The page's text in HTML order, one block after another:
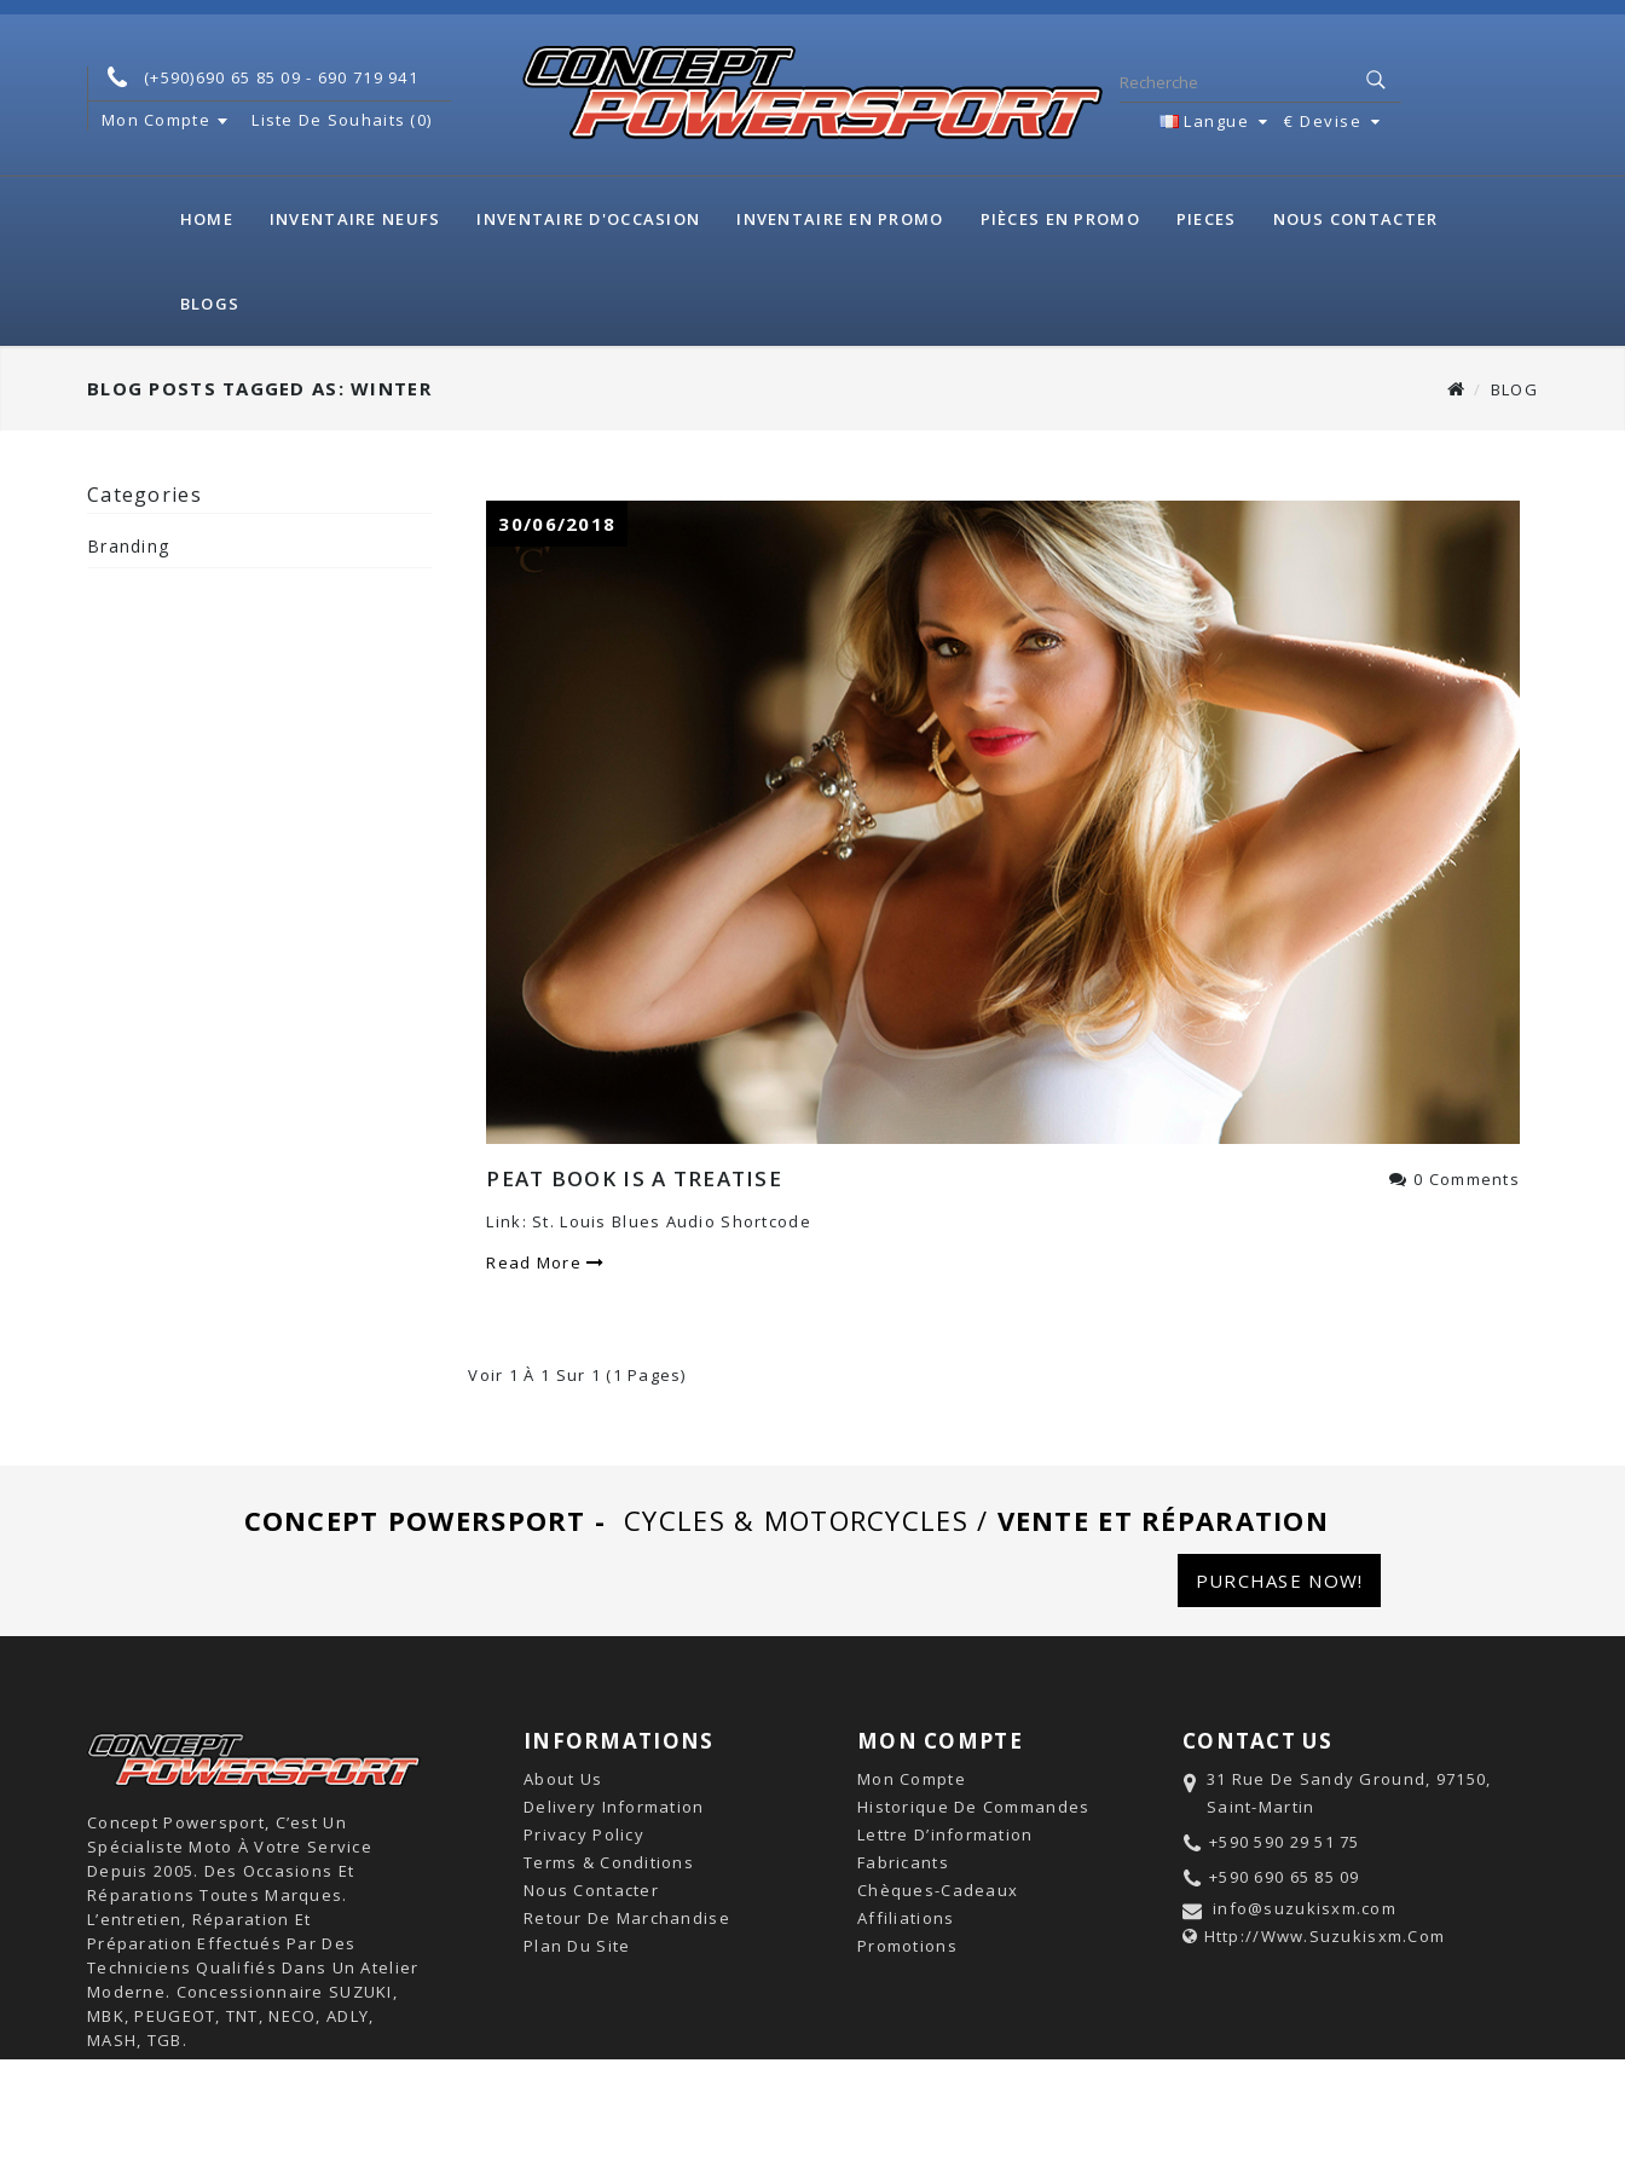
(+590)690 65 85 09 - 690 719 941
Mon Compte
Liste De Souhaits (0) Langue € Devise
HOME INVENTAIRE NEUFS INVENTAIRE D'OCCASION INVENTAIRE EN PROMO PIÈCES EN PROMO PIECES NOUS CONTACTER
BLOGS
BLOG POSTS TAGGED AS: WINTER BLOG
Categories
Branding
30/06/2018
PEAT BOOK IS A TREATISE
0 Comments
Link: St. Louis Blues Audio Shortcode
Read More
Voir 1 À 1 Sur 1 (1 Pages)
CONCEPT POWERSPORT - CYCLES & MOTORCYCLES / VENTE ET RÉPARATION
PURCHASE NOW!
Concept Powersport, C’est Un
Spécialiste Moto À Votre Service
Depuis 2005. Des Occasions Et
Réparations Toutes Marques.
L’entretien, Réparation Et
Préparation Effectués Par Des
Techniciens Qualifiés Dans Un Atelier
Moderne. Concessionnaire SUZUKI,
MBK, PEUGEOT, TNT, NECO, ADLY,
MASH, TGB.
INFORMATIONS
About Us
Delivery Information
Privacy Policy
Terms & Conditions
Nous Contacter
Retour De Marchandise
Plan Du Site
MON COMPTE
Mon Compte
Historique De Commandes
Lettre D’information
Fabricants
Chèques-Cadeaux
Affiliations
Promotions
CONTACT US
31 Rue De Sandy Ground, 97150,
Saint-Martin
+590 590 29 51 75
+590 690 65 85 09
info@suzukisxm.com
Http://www.suzukisxm.com